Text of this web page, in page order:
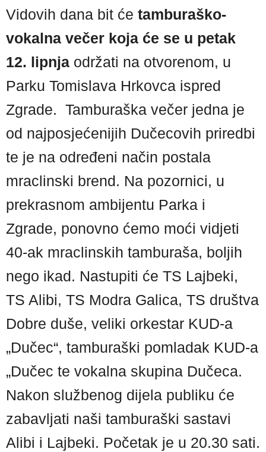
Vidovih dana bit će tamburaško-
vokalna večer koja će se u petak
12. lipnja održati na otvorenom, u
Parku Tomislava Hrkovca ispred
Zgrade. Tamburaška večer jedna je
od najposjećenijih Dučecovih priredbi
te je na određeni način postala
mraclinski brend. Na pozornici, u
prekrasnom ambijentu Parka i
Zgrade, ponovno ćemo moći vidjeti
40-ak mraclinskih tamburaša, boljih
nego ikad. Nastupiti će TS Lajbeki,
TS Alibi, TS Modra Galica, TS društva
Dobre duše, veliki orkestar KUD-a
„Dučec“, tamburaški pomladak KUD-a
„Dučec te vokalna skupina Dučeca.
Nakon službenog dijela publiku će
zabavljati naši tamburaški sastavi
Alibi i Lajbeki. Početak je u 20.30 sati.